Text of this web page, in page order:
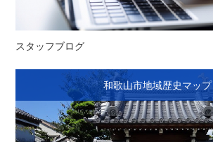
スタッフブログ
和歌山市地域歴史マップ